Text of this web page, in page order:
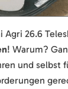
Agri 26.6
! Warum?
und selbst